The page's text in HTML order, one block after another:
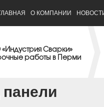
О КОМПАНИИ
Сварки»
работы в Перми